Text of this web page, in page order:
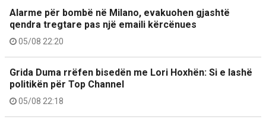
Alarme për bombë në Milano, evakuohen gjashtë
qendra tregtare pas një emaili kërcënues
05/08 22:20
Grida Duma rrëfen bisedën me Lori Hoxhën: Si e lashë
politikën për Top Channel
05/08 22:18